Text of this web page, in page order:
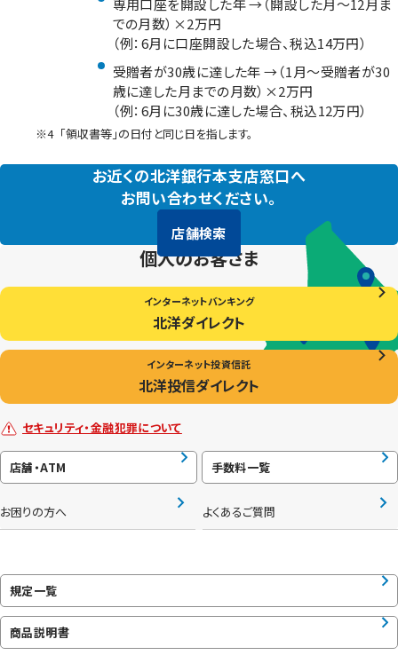
専用口座を開設した年 →（開設した月～12月ま
での月数）×2万円
（例：6月に口座開設した場合、税込14万円）
受贈者が30歳に達した年 →（1月～受贈者が30
歳に達した月までの月数）×2万円
（例：6月に30歳に達した場合、税込12万円）
※4 「領収書等」の日付と同じ日を指します。
お近くの北洋銀行本支店窓口へ
お問い合わせください。
店舗検索
個人のお客さま
インターネットバンキング
北洋ダイレクト
インターネット投資信託
北洋投信ダイレクト
セキュリティ・金融犯罪について
店舗・ATM 手数料一覧
お困りの方へ よくあるご質問
規定一覧
商品説明書